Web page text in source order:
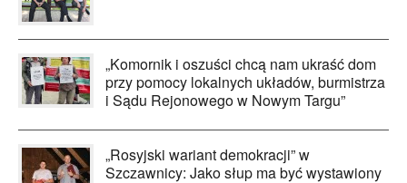
„Komornik i oszuści chcą nam ukraść dom
przy pomocy lokalnych układów, burmistrza
i Sądu Rejonowego w Nowym Targu”
„Rosyjski wariant demokracji” w
Szczawnicy: Jako słup ma być wystawiony